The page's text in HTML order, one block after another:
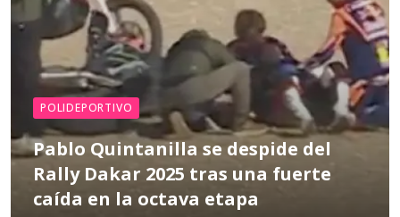
POLIDEPORTIVO
Pablo Quintanilla se despide del
Rally Dakar 2025 tras una fuerte
caída en la octava etapa